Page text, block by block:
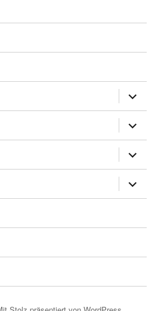
anzeigen
anzeigen
anzeigen
anzeigen